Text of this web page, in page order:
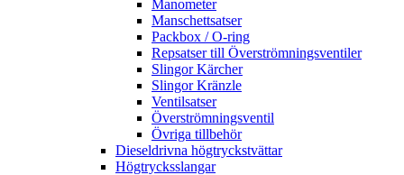
Manometer
Manschettsatser
Packbox / O-ring
Repsatser till Överströmningsventiler
Slingor Kärcher
Slingor Kränzle
Ventilsatser
Överströmningsventil
Övriga tillbehör
Dieseldrivna högtryckstvättar
Högtrycksslangar